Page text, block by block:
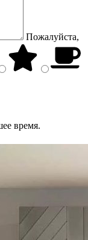
Пожалуйста,
время.